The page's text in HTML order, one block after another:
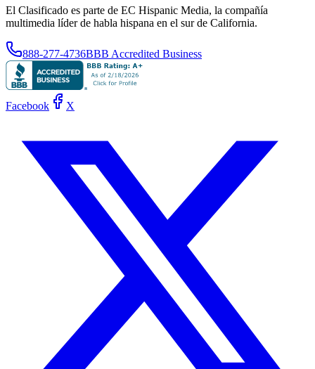
El Clasificado es parte de EC Hispanic Media, la compañía
multimedia líder de habla hispana en el sur de California.
888-277-4736BBB Accredited Business
Facebook X